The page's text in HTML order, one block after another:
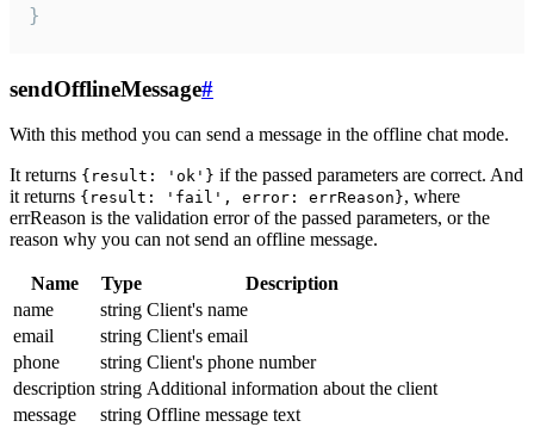
}
sendOfflineMessage#
With this method you can send a message in the offline chat mode.
It returns {result: 'ok'} if the passed parameters are correct. And
it returns {result: 'fail', error: errReason}, where
errReason is the validation error of the passed parameters, or the
reason why you can not send an offline message.
Name Type
Description
name
string Client's name
email
string Client's email
phone
string Client's phone number
description string Additional information about the client
message
string Offline message text